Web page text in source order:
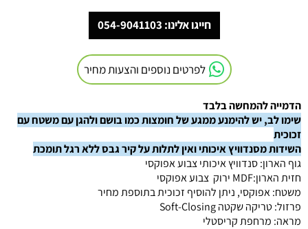
חייגו אלינו: 054-9041103
לפרטים נוספים והצעות מחיר
הדמייה להמחשה בלבד
שימו לב, יש להימנע ממגע של חומצות כמו בושם ולהגן עם משטח עם
זכוכית
השידות מסנדוויץ איכותי ואין לתלות על קיר גבס ללא רגל תומכת
גוף הארון:סנדוויץ איכותי צבוע אפוקסי
חזית הארון:MDF
ירוק צבוע אפוקסי
משטח:אפוקסי, ניתן להוסיף זכוכית בתוספת מחיר
פרזול:טריקה שקטהSoft-Closing
מראה: מרחפת קריסטלי